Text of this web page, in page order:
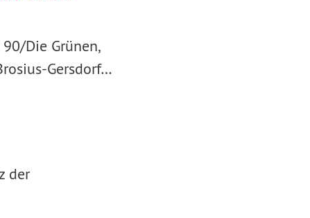
Die Grünen,
Gersdorf…
der